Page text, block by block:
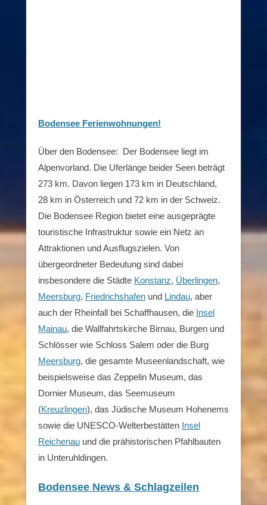
Bodensee Ferienwohnungen!
Über den Bodensee: Der Bodensee liegt im
Alpenvorland. Die Uferlänge beider Seen beträgt
273 km. Davon liegen 173 km in Deutschland,
28 km in Österreich und 72 km in der Schweiz.
Die Bodensee Region bietet eine ausgeprägte
touristische Infrastruktur sowie ein Netz an
Attraktionen und Ausflugszielen. Von
übergeordneter Bedeutung sind dabei
insbesondere die Städte Konstanz, Überlingen,
Meersburg, Friedrichshafen und Lindau, aber
auch der Rheinfall bei Schaffhausen, die Insel
Mainau, die Wallfahrtskirche Birnau, Burgen und
Schlösser wie Schloss Salem oder die Burg
Meersburg, die gesamte Museenlandschaft, wie
beispielsweise das Zeppelin Museum, das
Dornier Museum, das Seemuseum
(Kreuzlingen), das Jüdische Museum Hohenems
sowie die UNESCO-Welterbestätten Insel
Reichenau und die prähistorischen Pfahlbauten
in Unteruhldingen.
Bodensee News & Schlagzeilen